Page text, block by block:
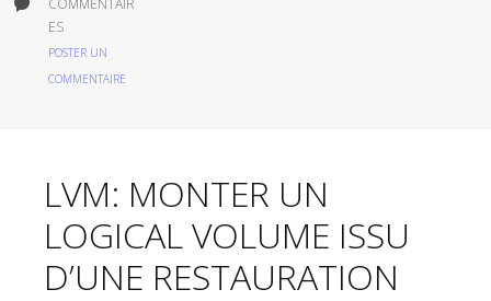
COMMENTAIR
ES
POSTER UN
COMMENTAIRE
LVM: MONTER UN
LOGICAL VOLUME ISSU
D’UNE RESTAURATION